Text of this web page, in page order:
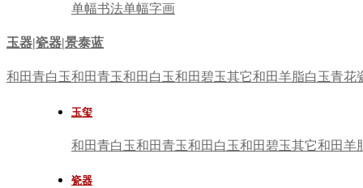
单幅书法单幅字画
玉器|瓷器|景泰蓝
和田青白玉和田青玉和田白玉和田碧玉其它和田羊脂白玉青花
玉玺
和田青白玉和田青玉和田白玉和田碧玉其它和田羊
瓷器